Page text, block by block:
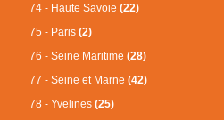
74 - Haute Savoie (22)
75 - Paris (2)
76 - Seine Maritime (28)
77 - Seine et Marne (42)
78 - Yvelines (25)